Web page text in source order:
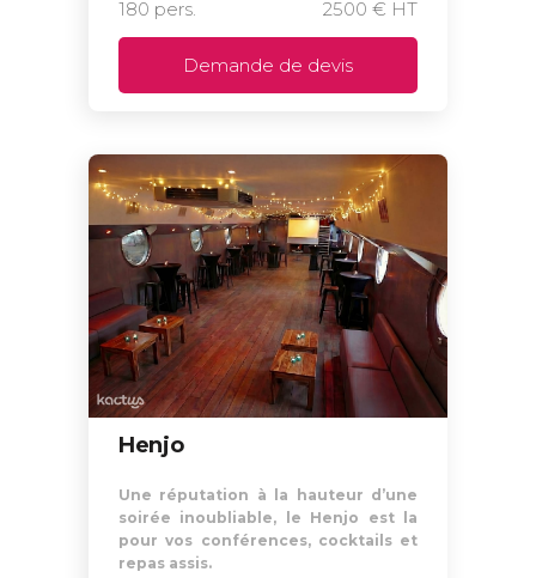
180 pers. 2500 € HT
Demande de devis
Henjo
Une réputation à la hauteur d’une
soirée inoubliable, le Henjo est la
pour vos conférences, cocktails et
repas assis.